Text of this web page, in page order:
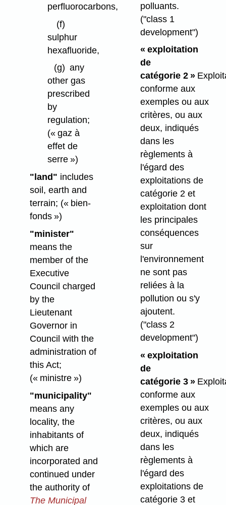
perfluorocarbons,
(f)
sulphur
hexafluoride,
(g) any
other gas
prescribed
by
regulation;
(« gaz à
effet de
serre »)
"land" includes
soil, earth and
terrain; (« bien-
fonds »)
"minister"
means the
member of the
Executive
Council charged
by the
Lieutenant
Governor in
Council with the
administration of
this Act;
(« ministre »)
"municipality"
means any
locality, the
inhabitants of
which are
incorporated and
continued under
the authority of
The Municipal
polluants.
("class 1
development")
« exploitation
de
catégorie 2 »
conforme aux
exemples ou aux
critères, ou aux
deux, indiqués
dans les
règlements à
l'égard des
exploitations de
catégorie 2 et
exploitation dont
les principales
conséquences
sur
l'environnement
ne sont pas
reliées à la
pollution ou s'y
ajoutent.
("class 2
development")
« exploitation
de
catégorie 3 »
conforme aux
exemples ou aux
critères, ou aux
deux, indiqués
dans les
règlements à
l'égard des
exploitations de
catégorie 3 et